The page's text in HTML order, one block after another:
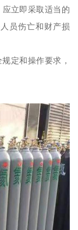
立即采取适当的
员伤亡和财产损
定和操作要求，